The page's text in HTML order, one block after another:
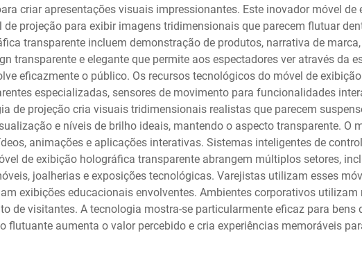
criar apresentações visuais impressionantes. Este inovador móvel
projeção para exibir imagens tridimensionais que parecem flutuar
transparente incluem demonstração de produtos, narrativa de
transparente e elegante que permite aos espectadores ver através da
eficazmente o público. Os recursos tecnológicos do móvel de
especializadas, sensores de movimento para funcionalidades
de projeção cria visuais tridimensionais realistas que parecem
e níveis de brilho ideais, mantendo o aspecto transparente. O
animações e aplicações interativas. Sistemas inteligentes de
de exibição holográfica transparente abrangem múltiplos setores,
joalherias e exposições tecnológicas. Varejistas utilizam esses
exibições educacionais envolventes. Ambientes corporativos
de visitantes. A tecnologia mostra-se particularmente eficaz para
flutuante aumenta o valor percebido e cria experiências memoráveis